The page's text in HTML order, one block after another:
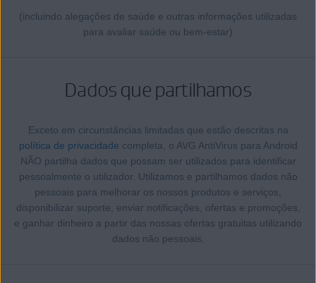
(incluindo alegações de saúde e outras informações utilizadas
para avaliar saúde ou bem-estar)
Dados que partilhamos
Exceto em circunstâncias limitadas que estão descritas na
política de privacidade completa, o AVG AntiVirus para Android
NÃO partilha dados que possam ser utilizados para identificar
pessoalmente o utilizador. Utilizamos e partilhamos dados não
pessoais para melhorar os nossos produtos e serviços,
disponibilizar suporte, enviar notificações, ofertas e promoções,
e ganhar dinheiro a partir das nossas ofertas gratuitas utilizando
dados não pessoais.